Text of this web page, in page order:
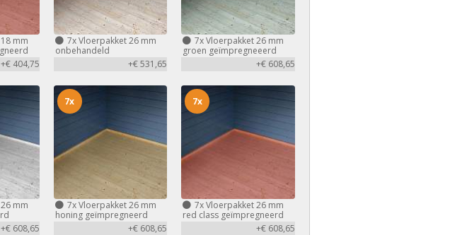
mm
+€ 404,75
7xVloerpakket 26 mm
onbehandeld
+€ 531,65
7xVloerpakket 26 mm
groen geïmpregneeerd
+€ 608,65
mm
+€ 608,65
7xVloerpakket 26 mm
honing geïmpregneerd
+€ 608,65
7x
7xVloerpakket 26 mm
red class geïmpregneerd
+€ 608,65
7x